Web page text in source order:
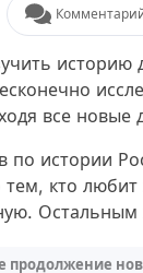
историю
все новые
по истории
кто любит
Остальным
продолжение